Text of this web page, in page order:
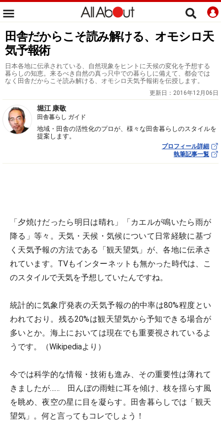
田舎だからこそ読み解ける、オモシロ天
気予報術
日本各地に伝承されている、自然現象をヒントに天候の変化を予想する
暮らしの知恵。来るべき自然の真っ只中での暮らしに備えて、都会では
なく田舎だからこそ読み解ける、オモシロ天気予報術を伝授します。
更新日： 2016年12月06日
堀江 康敬
田舎暮らし ガイド
地域・田舎の活性化のプロが、様々な田舎暮らしのスタイルを
提案します。
プロフィール詳細
執筆記事一覧
「夕焼けだったら明日は晴れ」「カエルが鳴いたら雨が
降る」等々。天気・天候・気候について日常経験に基づ
く天気予報の方法である「観天望気」が、各地に伝承さ
れています。TVもインターネットも無かった時代は、こ
のスタイルで天気を予想していたんですね。
統計的に気象庁発表の天気予報の的中率は80%程度とい
われており。残る20%は観天望気から予知できる場合が
多いとか。海上においては現在でも重要視されているよ
うです。（Wikipediaより）
今では科学的な情報・技術も進み、その重要性は薄れて
きましたが…… 田んぼの雨蛙に耳を傾け、枝を揺らす風
を眺め、夜空の星に目を凝らす。田舎暮らしでは「観天
望気」。何と言ってもコレでしょう！